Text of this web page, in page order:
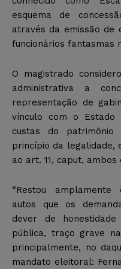
esquema de
através da emissão de
funcionários fantasmas
O magistrado
administrativa a
representação de
vínculo com o
custas do
princípio da legalidade,
ao art. 11, caput, ambos
“Restou amplamente
autos que os
dever de
pública, traço grave
principalmente, no
mandato eleitoral: